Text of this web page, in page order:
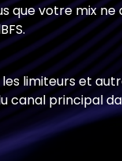
que votre mix ne
limiteurs et
canal principal